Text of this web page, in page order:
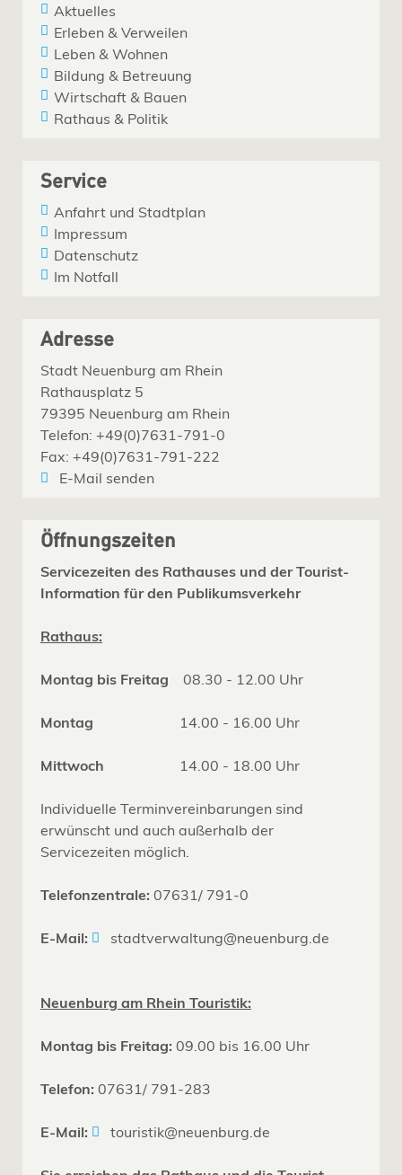
Aktuelles
Erleben & Verweilen
Leben & Wohnen
Bildung & Betreuung
Wirtschaft & Bauen
Rathaus & Politik
Service
Anfahrt und Stadtplan
Impressum
Datenschutz
Im Notfall
Adresse
Stadt Neuenburg am Rhein
Rathausplatz 5
79395 Neuenburg am Rhein
Telefon: +49(0)7631-791-0
Fax: +49(0)7631-791-222
E-Mail senden
Öffnungszeiten
Servicezeiten des Rathauses und der Tourist-
Information für den Publikumsverkehr
Rathaus:
Montag bis Freitag 08.30 - 12.00 Uhr
Montag 14.00 - 16.00 Uhr
Mittwoch 14.00 - 18.00 Uhr
Individuelle Terminvereinbarungen sind
erwünscht und auch außerhalb der
Servicezeiten möglich.
Telefonzentrale: 07631/ 791-0
E-Mail: stadtverwaltung@neuenburg.de
Neuenburg am Rhein Touristik:
Montag bis Freitag: 09.00 bis 16.00 Uhr
Telefon: 07631/ 791-283
E-Mail: touristik@neuenburg.de